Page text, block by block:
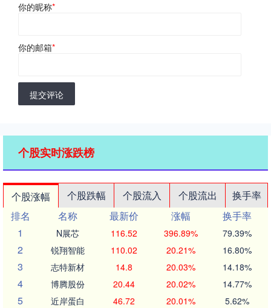
你的昵称*
你的邮箱*
提交评论
个股实时涨跌榜
个股涨幅 个股跌幅 个股流入 个股流出
换手率
排名
名称 最新价 涨幅
换手率
1
N展芯 116.52 396.89% 79.39%
2 锐翔智能 110.02 20.21% 16.80%
3 志特新材 14.8 20.03% 14.18%
4 博腾股份 20.44 20.02% 14.77%
5 近岸蛋白 46.72 20.01% 5.62%